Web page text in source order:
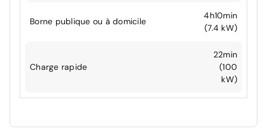
Borne publique ou à domicile
4h10min
(7.4 kW)
Charge rapide
22min
(100
kW)